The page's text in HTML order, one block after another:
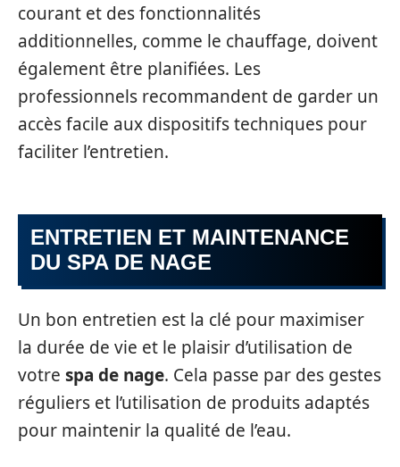
courant et des fonctionnalités
additionnelles, comme le chauffage, doivent
également être planifiées. Les
professionnels recommandent de garder un
accès facile aux dispositifs techniques pour
faciliter l’entretien.
ENTRETIEN ET MAINTENANCE
DU SPA DE NAGE
Un bon entretien est la clé pour maximiser
la durée de vie et le plaisir d’utilisation de
votre spa de nage. Cela passe par des gestes
réguliers et l’utilisation de produits adaptés
pour maintenir la qualité de l’eau.